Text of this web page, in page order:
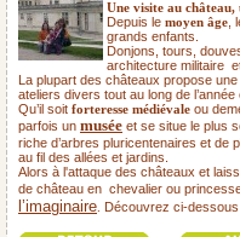
Une visite au
Depuis le moyen âge
grands enfants.
Donjons, tours,
architecture militaire
La plupart des châteaux propose
ateliers divers tout au long de
Qu’il soit forteresse médiévale ou
parfois un musée et se situe le plus
riche d’arbres pluricentenaires et de
au fil des allées et jardins.
Alors à l'attaque des châteaux et
de château en chevalier ou
l’imaginaire Découvrez ci-